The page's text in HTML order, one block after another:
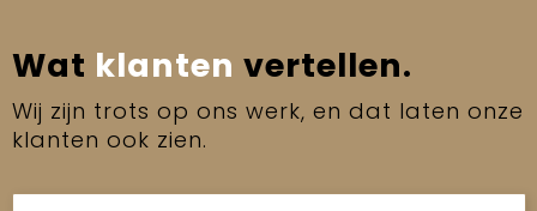
Wat klanten vertellen.
Wij zijn trots op ons werk, en dat laten onze
klanten ook zien.